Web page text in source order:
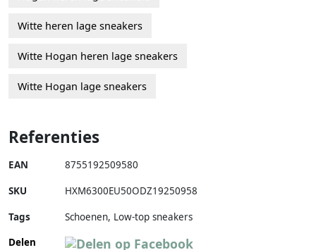
Witte heren lage sneakers
Witte Hogan heren lage sneakers
Witte Hogan lage sneakers
Referenties
EAN 8755192509580
SKU HXM6300EU50ODZ19250958
Tags
Schoenen, Low-top sneakers
Delen